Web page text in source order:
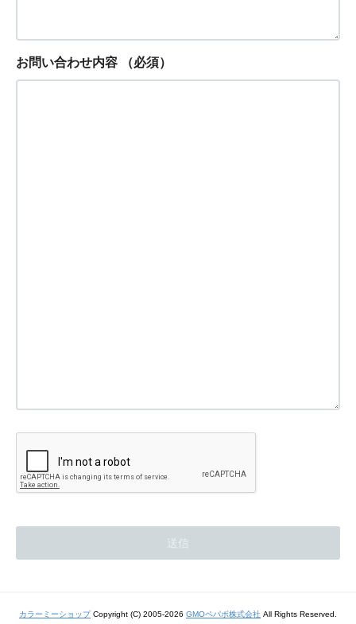
お問い合わせ内容 （必須）
カラーミーショップCopyright (C) 2005-2026 GMOペパボ株式会社 All Rights Reserved.